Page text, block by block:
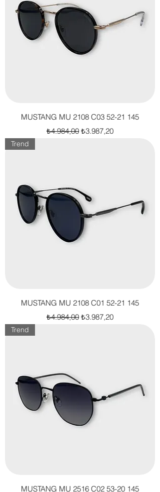
MUSTANG MU 2108 C03 52-21 145
Normal Fiyat
₺4.984,00 İndirimli Fiyat
₺3.987,20
Trend
MUSTANG MU 2108 C01 52-21 145
Normal Fiyat
₺4.984,00 İndirimli Fiyat
₺3.987,20
Trend
MUSTANG MU 2516 C02 53-20 145